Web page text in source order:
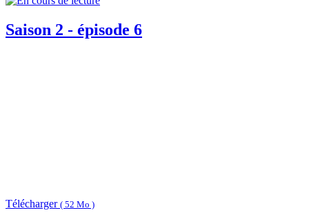
Saison 2 - épisode 6
Télécharger ( 52 Mo )